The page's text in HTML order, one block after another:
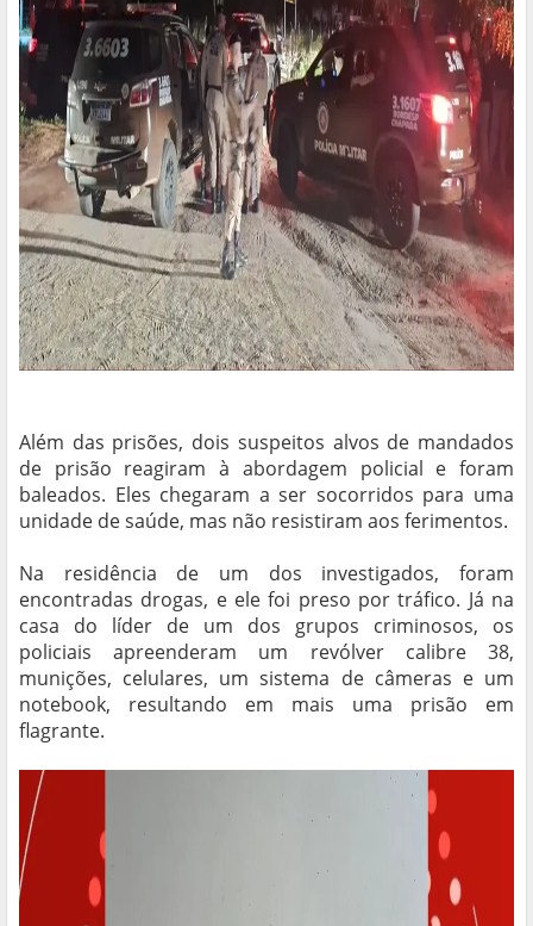
Além das prisões, dois suspeitos alvos de mandados
de prisão reagiram à abordagem policial e foram
baleados. Eles chegaram a ser socorridos para uma
unidade de saúde, mas não resistiram aos ferimentos.
Na residência de um dos investigados, foram
encontradas drogas, e ele foi preso por tráfico. Já na
casa do líder de um dos grupos criminosos, os
policiais apreenderam um revólver calibre 38,
munições, celulares, um sistema de câmeras e um
notebook, resultando em mais uma prisão em
flagrante.